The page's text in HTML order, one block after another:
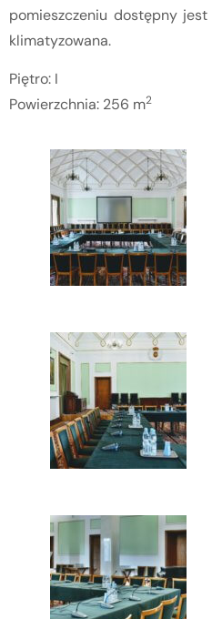
pomieszczeniu dostępny
klimatyzowana.
Piętro: I
Powierzchnia: 256 m2